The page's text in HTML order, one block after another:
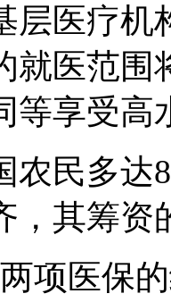
层医疗
就医范围
等享受高
农民多达
，其筹资
项医保